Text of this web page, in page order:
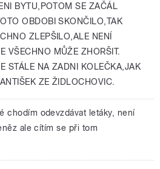
BYTU,POTOM SE ZAČÁL
OBDOBI SKONČILO,TAK
ZLEPŠILO,ALE NENÍ
VŠECHNO MŮŽE ZHORŠIT.
STÁLE NA ZADNI KOLEČKA,JAK
ZE ŽIDLOCHOVIC.
chodím odevzdávat letáky, není
ale cítím se při tom